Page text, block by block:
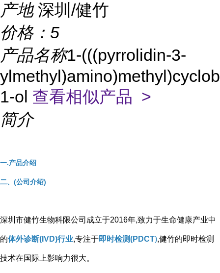
产地 深圳/健竹
价格： 5
产品名称1-(((pyrrolidin-3-
1-ol 查看相似产品 >
简介
一.产品介绍
二、(公司介绍)
深圳市健竹生物科限公司成立于2016年,致力于生命健康产业中
的体外诊断(IVD)行业,专注于即时检测(PDCT),健竹的即时检测
技术在国际上影响力很大。